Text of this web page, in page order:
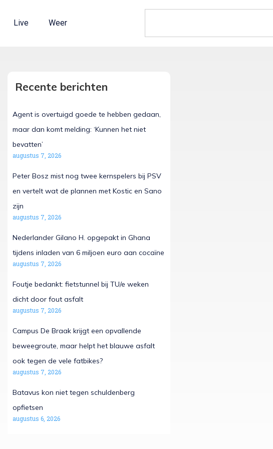
Live Weer
Recente berichten
Agent is overtuigd goede te hebben gedaan,
maar dan komt melding: ‘Kunnen het niet
bevatten’
augustus 7, 2026
Peter Bosz mist nog twee kernspelers bij PSV
en vertelt wat de plannen met Kostic en Sano
zijn
augustus 7, 2026
Nederlander Gilano H. opgepakt in Ghana
tijdens inladen van 6 miljoen euro aan cocaïne
augustus 7, 2026
Foutje bedankt: fietstunnel bij TU/e weken
dicht door fout asfalt
augustus 7, 2026
Campus De Braak krijgt een opvallende
beweegroute, maar helpt het blauwe asfalt
ook tegen de vele fatbikes?
augustus 7, 2026
Batavus kon niet tegen schuldenberg
opfietsen
augustus 6, 2026